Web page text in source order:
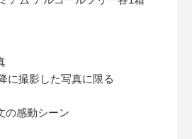
に撮影した写真に限る
の感動シーン